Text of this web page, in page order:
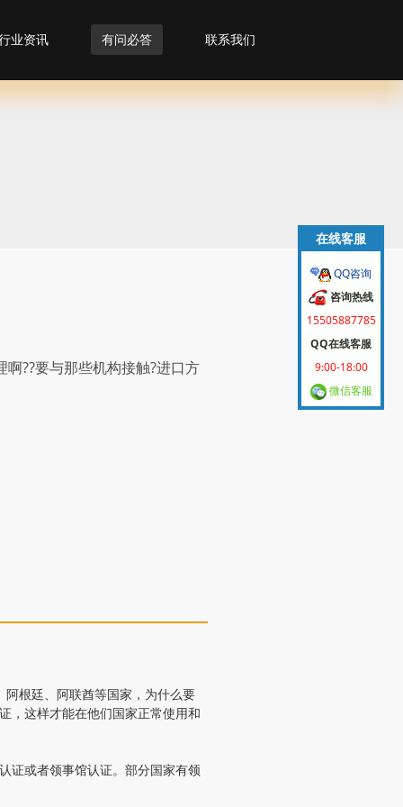
业资讯 有问必答 联系我们
??要与那些机构接触?进口方
根廷、阿联酋等国家，为什么要
，这样才能在他们国家正常使用和
证或者领事馆认证。部分国家有领
在线客服
QQ咨询
咨询热线
15505887785
QQ在线客服
9:00-18:00
微信客服